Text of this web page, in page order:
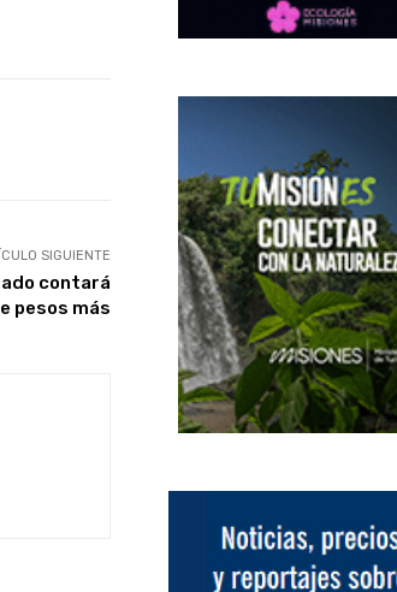
SIGUIENTE
contará
pesos más